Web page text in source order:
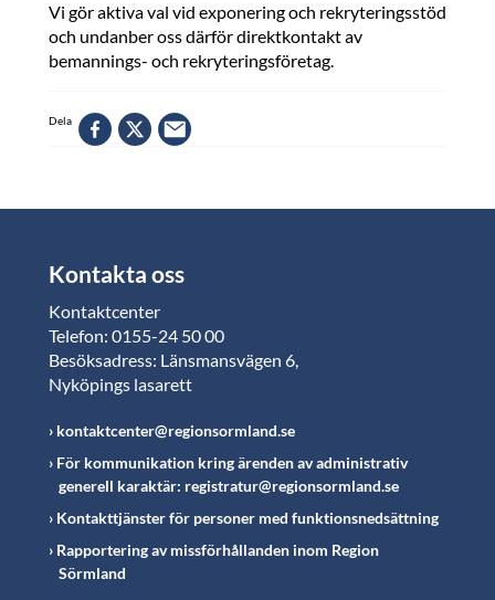
Vi gör aktiva val vid exponering och rekryteringsstöd
och undanber oss därför direktkontakt av
bemannings- och rekryteringsföretag.
Dela
Kontakta oss
Kontaktcenter
Telefon: 0155-24 50 00
Besöksadress: Länsmansvägen 6,
Nyköpings lasarett
kontaktcenter@regionsormland.se
För kommunikation kring ärenden av administrativ
generell karaktär: registratur@regionsormland.se
Kontakttjänster för personer med funktionsnedsättning
Rapportering av missförhållanden inom Region
Sörmland